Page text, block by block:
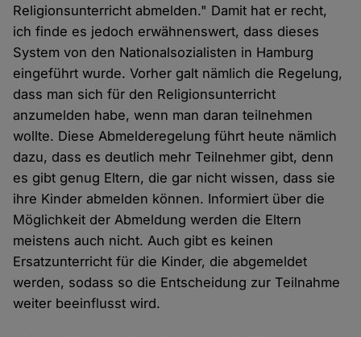
Religionsunterricht abmelden." Damit hat er recht,
ich finde es jedoch erwähnenswert, dass dieses
System von den Nationalsozialisten in Hamburg
eingeführt wurde. Vorher galt nämlich die Regelung,
dass man sich für den Religionsunterricht
anzumelden habe, wenn man daran teilnehmen
wollte. Diese Abmelderegelung führt heute nämlich
dazu, dass es deutlich mehr Teilnehmer gibt, denn
es gibt genug Eltern, die gar nicht wissen, dass sie
ihre Kinder abmelden können. Informiert über die
Möglichkeit der Abmeldung werden die Eltern
meistens auch nicht. Auch gibt es keinen
Ersatzunterricht für die Kinder, die abgemeldet
werden, sodass so die Entscheidung zur Teilnahme
weiter beeinflusst wird.